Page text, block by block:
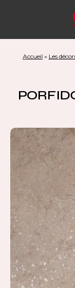
Accueil » Les